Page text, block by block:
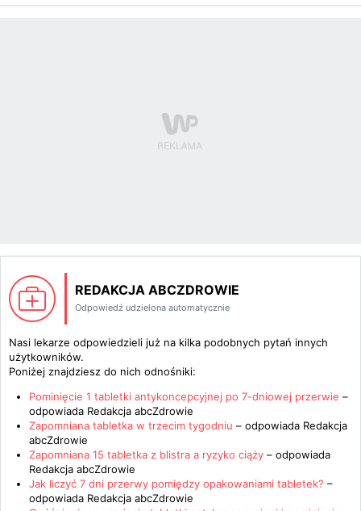
REDAKCJA ABCZDROWIE
Odpowiedź udzielona automatycznie
Nasi lekarze odpowiedzieli już na kilka podobnych pytań innych
użytkowników.
Poniżej znajdziesz do nich odnośniki:
Pominięcie 1 tabletki antykoncepcyjnej po 7-dniowej przerwie –
odpowiada Redakcja abcZdrowie
Zapomniana tabletka w trzecim tygodniu – odpowiada Redakcja
abcZdrowie
Zapomniana 15 tabletka z blistra a ryzyko ciąży – odpowiada
Redakcja abcZdrowie
Jak liczyć 7 dni przerwy pomiędzy opakowaniami tabletek? –
odpowiada Redakcja abcZdrowie